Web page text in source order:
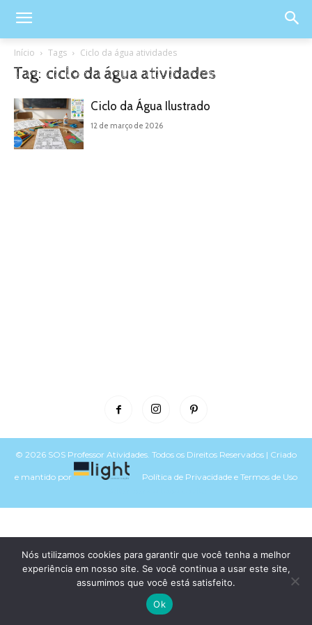
Início Tags Ciclo da água atividades
Tag: ciclo da água atividades
Ciclo da Água Ilustrado
12 de março de 2026
© 2026 SOS Professor Atividades. Todos os Direitos Reservados | Criado
e mantido por Política de Privacidade e Termos de Uso
Nós utilizamos cookies para garantir que você tenha a melhor
experiência em nosso site. Se você continua a usar este site,
assumimos que você está satisfeito.
Ok